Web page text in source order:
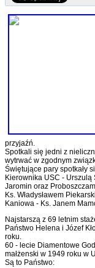
przyjaźń.
Spotkali się jedni z
wytrwać w zgodnym
Świętujące pary spotkały
Kierownika USC -
Jaromin oraz
Ks. Władysławem
Kaniowa - Ks. Janem
Najstarszą z 69 letnim
Państwo Helena i Józef
roku.
60 - lecie Diamentowe
małżenski w 1949 roku w
Są to Państwo: